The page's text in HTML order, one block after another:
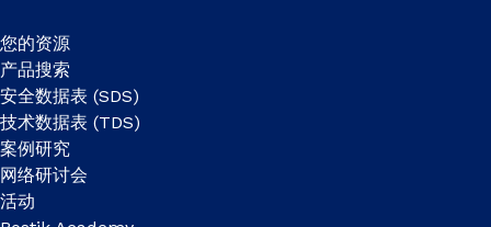
您的资源
产品搜索
安全数据表 (SDS)
技术数据表 (TDS)
案例研究
网络研讨会
活动